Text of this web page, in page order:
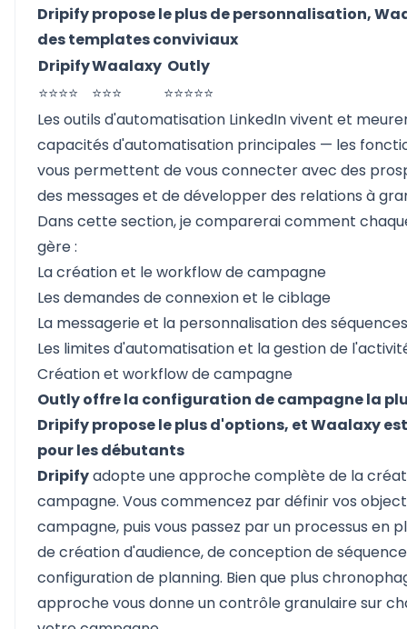
Dripify propose le plus de personnalisation,
des templates conviviaux
DripifyWaalaxy Outly
⭐⭐⭐⭐
⭐⭐⭐
⭐⭐⭐⭐⭐
Les outils d'automatisation LinkedIn vivent et
capacités d'automatisation principales — les
vous permettent de vous connecter avec des
des messages et de développer des relations à
Dans cette section, je comparerai comment
gère :
La création et le workflow de campagne
Les demandes de connexion et le ciblage
La messagerie et la personnalisation des séquences
Les limites d'automatisation et la gestion de
Création et workflow de campagne
Outly offre la configuration de campagne la
Dripify propose le plus d'options, et Waalaxy
pour les débutants
Dripifyadopte une approche complète de la
campagne. Vous commencez par définir vos
campagne, puis vous passez par un processus en
de création d'audience, de conception de
configuration de planning. Bien que plus
approche vous donne un contrôle granulaire sur